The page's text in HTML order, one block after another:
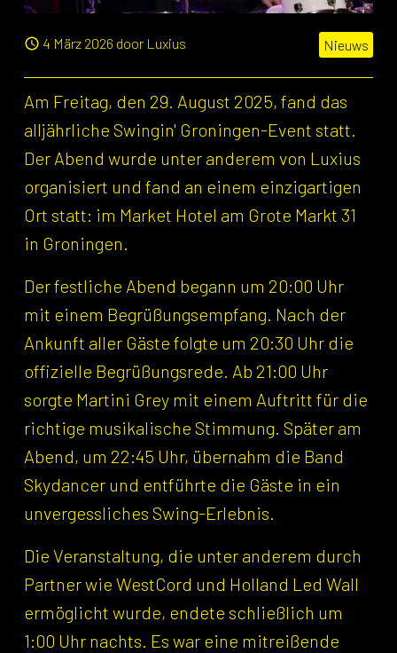
4 März 2026 door Luxius Nieuws
Am Freitag, den 29. August 2025, fand das
alljährliche Swingin' Groningen-Event statt.
Der Abend wurde unter anderem von Luxius
organisiert und fand an einem einzigartigen
Ort statt: im Market Hotel am Grote Markt 31
in Groningen.
Der festliche Abend begann um 20:00 Uhr
mit einem Begrüßungsempfang. Nach der
Ankunft aller Gäste folgte um 20:30 Uhr die
offizielle Begrüßungsrede. Ab 21:00 Uhr
sorgte Martini Grey mit einem Auftritt für die
richtige musikalische Stimmung. Später am
Abend, um 22:45 Uhr, übernahm die Band
Skydancer und entführte die Gäste in ein
unvergessliches Swing-Erlebnis.
Die Veranstaltung, die unter anderem durch
Partner wie WestCord und Holland Led Wall
ermöglicht wurde, endete schließlich um
1:00 Uhr nachts. Es war eine mitreißende